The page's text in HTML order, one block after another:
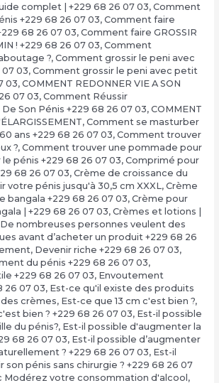
complet | +229 68 26 07 03, Comment
+229 68 26 07 03, Comment faire
68 26 07 03, Comment faire GROSSIR
! +229 68 26 07 03, Comment
?, Comment grossir le peni avec
07 03, Comment grossir le peni avec petit
03, COMMENT REDONNER VIE A SON
07 03, Comment Réussir
Son Pénis +229 68 26 07 03, COMMENT
, Comment se masturber
ans +229 68 26 07 03, Comment trouver
?, Comment trouver une pommade pour
pénis +229 68 26 07 03, Comprimé pour
68 26 07 03, Crème de croissance du
votre pénis jusqu'à 30,5 cm XXXL, Crème
bangala +229 68 26 07 03, Crème pour
| +229 68 26 07 03, Crèmes et lotions |
De nombreuses personnes veulent des
avant d’acheter un produit +229 68 26
, Devenir riche +229 68 26 07 03,
du pénis +229 68 26 07 03,
+229 68 26 07 03, Envoutement
26 07 03, Est-ce qu'il existe des produits
crèmes, Est-ce que 13 cm c'est bien ?,
bien ? +229 68 26 07 03, Est-il possible
du pénis?, Est-il possible d'augmenter la
68 26 07 03, Est-il possible d’augmenter
? +229 68 26 07 03, Est-il
son pénis sans chirurgie ? +229 68 26 07
Modérez votre consommation d'alcool ,